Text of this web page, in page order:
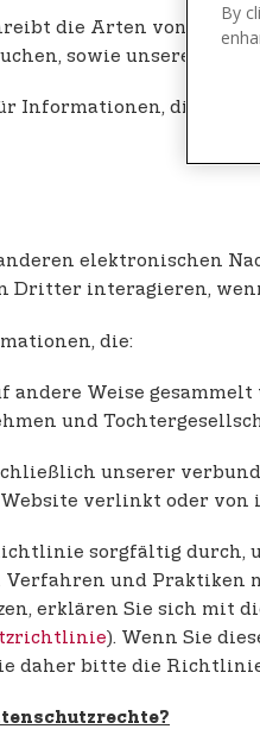
die Arten von
sowie unsere
Informationen, die wir
elektronischen
Dritter interagieren,
die:
andere Weise
und
unserer
verlinkt oder von
sorgfältig durch,
und Praktiken
erklären Sie sich mit
). Wenn Sie
daher bitte die
By